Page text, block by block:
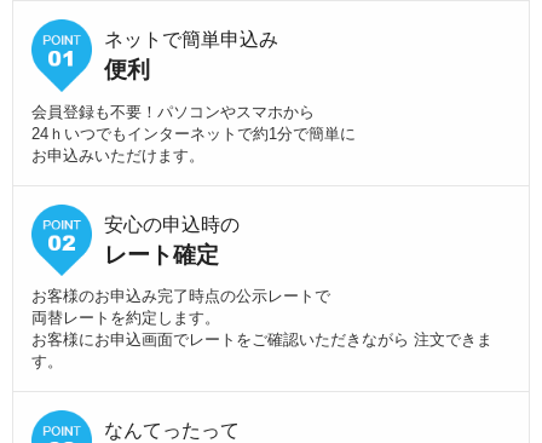
ネットで簡単申込み
便利
会員登録も不要！パソコンやスマホから
24ｈいつでもインターネットで約1分で簡単に
お申込みいただけます。
安心の申込時の
レート確定
お客様のお申込み完了時点の公示レートで
両替レートを約定します。
お客様にお申込画面でレートをご確認いただきながら 注文できま
す。
なんてったって